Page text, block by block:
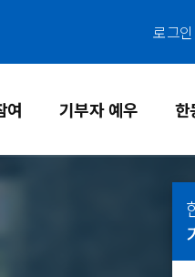
로그인
여 기부자 예우 한